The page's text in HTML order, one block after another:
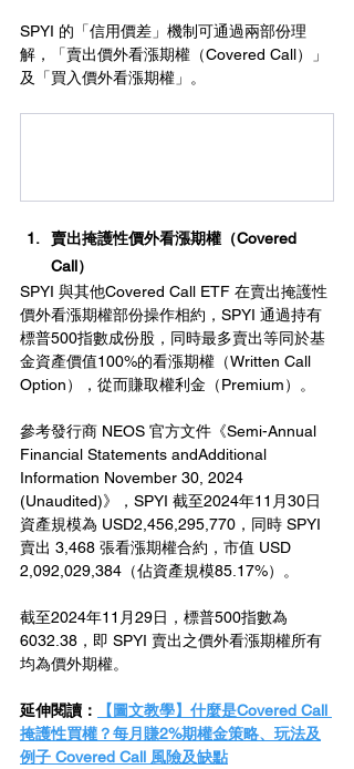
SPYI 的「信用價差」機制可通過兩部份理
解，「賣出價外看漲期權（Covered Call）」
及「買入價外看漲期權」。
賣出掩護性價外看漲期權（Covered
Call）
SPYI 與其他Covered Call ETF 在賣出掩護性
價外看漲期權部份操作相約，SPYI 通過持有
標普500指數成份股，同時最多賣出等同於基
金資產價值100%的看漲期權（Written Call
Option），從而賺取權利金（Premium）。
參考發行商 NEOS 官方文件《Semi-Annual
Financial Statements andAdditional
Information November 30, 2024
(Unaudited)》，SPYI 截至2024年11月30日
資產規模為 USD2,456,295,770，同時 SPYI
賣出 3,468 張看漲期權合約，市值 USD
2,092,029,384（佔資產規模85.17%）。
截至2024年11月29日，標普500指數為
6032.38，即 SPYI 賣出之價外看漲期權所有
均為價外期權。
延伸閱讀：
【圖文教學】什麼是Covered Call
掩護性買權？每月賺2%期權金策略、玩法及
例子 Covered Call 風險及缺點